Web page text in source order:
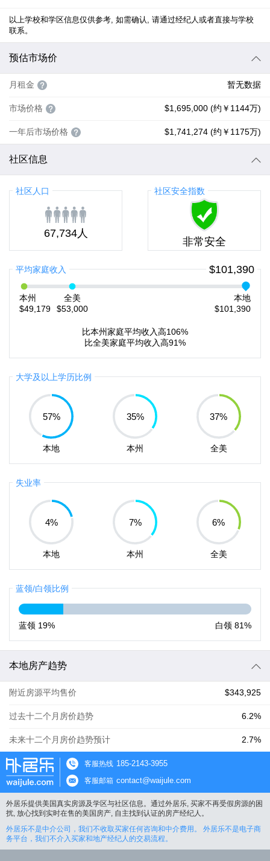
以上学校和学区信息仅供参考, 如需确认, 请通过经纪人或者直接与学校
联系。
预估市场价
月租金 暂无数据
市场价格 $1,695,000 (约￥1144万)
一年后市场价格 $1,741,274 (约￥1175万)
社区信息
社区人口
67,734人
社区安全指数
非常安全
平均家庭收入 $101,390
本州
$49,179
全美
$53,000
本地
$101,390
比本州家庭平均收入高106%
比全美家庭平均收入高91%
大学及以上学历比例
57%
本地
35%
本州
37%
全美
失业率
4%
本地
7%
本州
6%
全美
蓝领/白领比例
蓝领 19% 白领 81%
本地房产趋势
附近房源平均售价 $343,925
过去十二个月房价趋势 6.2%
未来十二个月房价趋势预计 2.7%
客服热线 185-2143-3955
客服邮箱 contact@waijule.com
外居乐提供美国真实房源及学区与社区信息。通过外居乐, 买家不再受假房源的困
扰, 放心找到实时在售的美国房产, 自主找到认证的房产经纪人。
外居乐不是中介公司，我们不收取买家任何咨询和中介费用。 外居乐不是电子商
务平台，我们不介入买家和地产经纪人的交易流程。